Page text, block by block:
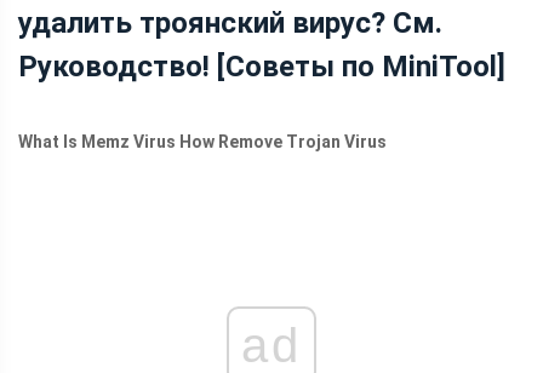
удалить троянский вирус? См.
Руководство! [Советы по MiniTool]
What Is Memz Virus How Remove Trojan Virus
ad